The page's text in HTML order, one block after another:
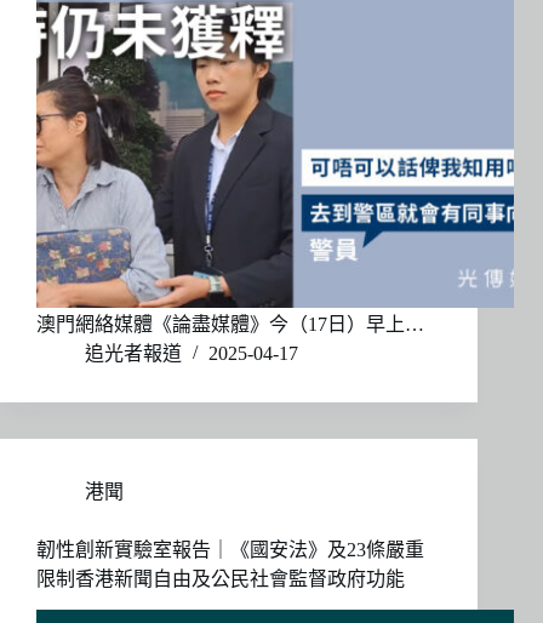
澳門網絡媒體《論盡媒體》今（17日）早上…
追光者報道
2025-04-17
港聞
韌性創新實驗室報告｜《國安法》及23條嚴重
限制香港新聞自由及公民社會監督政府功能